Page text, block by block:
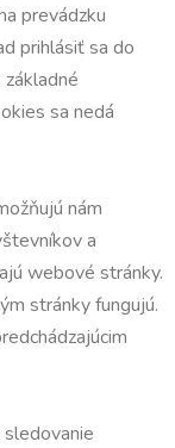
prevádzku
prihlásiť sa do
sa nedá
nám
a
webové stránky.
stránky fungujú.
sledovanie